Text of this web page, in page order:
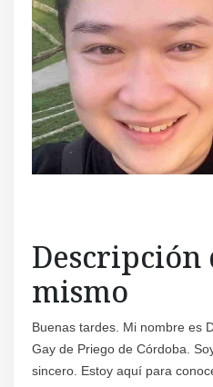
Descripción
mismo
Buenas tardes. Mi nombre es
Gay de Priego de Córdoba.
sincero. Estoy aquí para